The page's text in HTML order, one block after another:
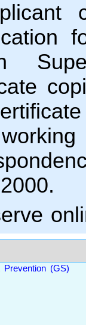
Prevention (GS)